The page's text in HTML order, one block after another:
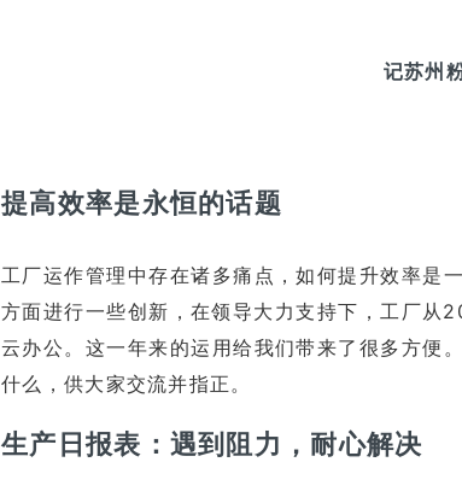
记苏州
提高效率是永恒的话题
工厂运作管理中存在诸多痛点，如何提升效率是
方面进行一些创新，在领导大力支持下，工厂从
云办公。这一年来的运用给我们带来了很多方便
生产日报表：遇到阻力，耐心解决